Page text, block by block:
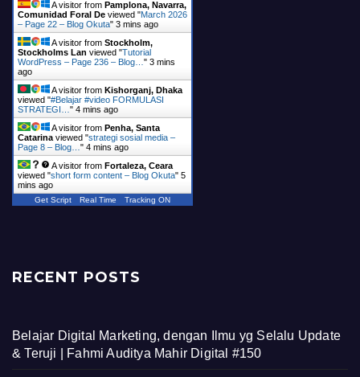
A visitor from Pamplona, Navarra,
Comunidad Foral De viewed "March 2026
– Page 22 – Blog Okuta" 3 mins ago
A visitor from Stockholm,
Stockholms Lan viewed "Tutorial
WordPress – Page 236 – Blog… " 4 mins
ago
A visitor from Kishorganj, Dhaka
viewed "#Belajar #video FORMULASI
STRATEGI… " 4 mins ago
A visitor from Penha, Santa
Catarina viewed "strategi sosial media –
Page 8 – Blog… " 4 mins ago
A visitor from Fortaleza, Ceara
viewed "short form content – Blog Okuta" 5
mins ago
Get Script Real Time Tracking ON
RECENT POSTS
Belajar Digital Marketing, dengan Ilmu yg Selalu Update
& Teruji | Fahmi Auditya Mahir Digital #150